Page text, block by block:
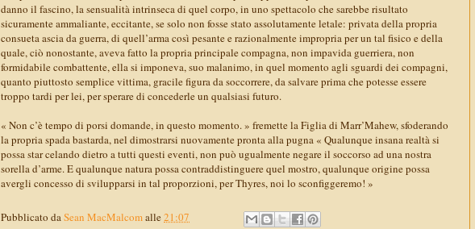
danno il fascino, la sensualità intrinseca di quel corpo, in uno spettacolo che sarebbe risultato
sicuramente ammaliante, eccitante, se solo non fosse stato assolutamente letale: privata della propria
consueta ascia da guerra, di quell’arma così pesante e razionalmente impropria per un tal fisico e della
quale, ciò nonostante, aveva fatto la propria principale compagna, non impavida guerriera, non
formidabile combattente, ella si imponeva, suo malanimo, in quel momento agli sguardi dei compagni,
quanto piuttosto semplice vittima, gracile figura da soccorrere, da salvare prima che potesse essere
troppo tardi per lei, per sperare di concederle un qualsiasi futuro.
« Non c’è tempo di porsi domande, in questo momento. » fremette la Figlia di Marr’Mahew, sfoderando
la propria spada bastarda, nel dimostrarsi nuovamente pronta alla pugna « Qualunque insana realtà si
possa star celando dietro a tutti questi eventi, non può ugualmente negare il soccorso ad una nostra
sorella d’arme. E qualunque natura possa contraddistinguere quel mostro, qualunque origine possa
avergli concesso di svilupparsi in tal proporzioni, per Thyres, noi lo sconfiggeremo! »
Pubblicato daSean MacMalcomalle 21:07